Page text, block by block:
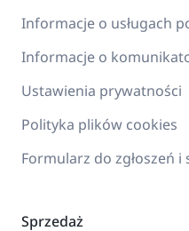
Informacje o usługach
Informacje o
Ustawienia prywatności
Polityka plików cookies
Formularz do zgłoszeń i
Sprzedaż